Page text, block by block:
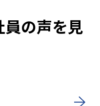
の声を見